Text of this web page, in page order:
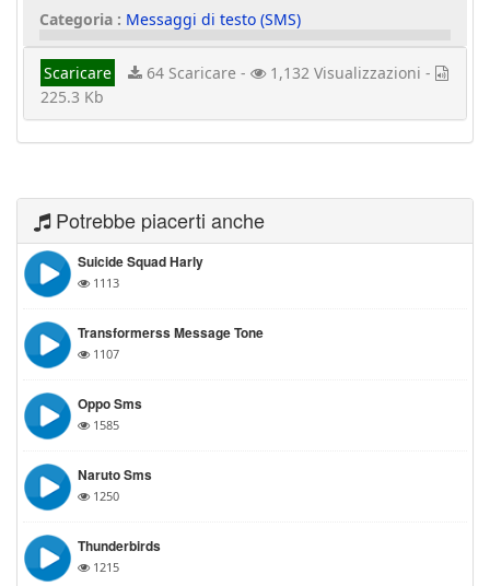
Categoria : Messaggi di testo (SMS)
Scaricare 64 Scaricare -
1,132 Visualizzazioni -
225.3 Kb
Potrebbe piacerti anche
Suicide Squad Harly
1113
Transformerss Message Tone
1107
Oppo Sms
1585
Naruto Sms
1250
Thunderbirds
1215